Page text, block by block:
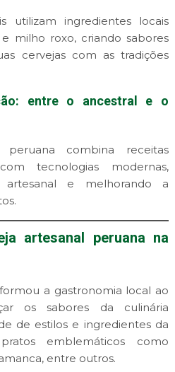
utilizam ingredientes locais
milho roxo, criando sabores
cervejas com as tradições
entre o ancestral e o
peruana combina receitas
tecnologias modernas,
artesanal e melhorando a
artesanal peruana na
a gastronomia local ao
os sabores da culinária
de estilos e ingredientes da
emblemáticos como
entre outros.